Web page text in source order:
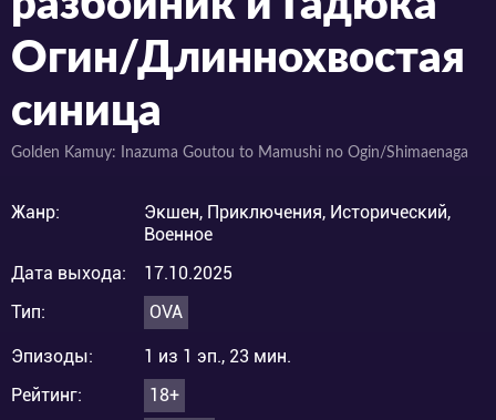
Огин/Длиннохвостая
синица
Golden Kamuy: Inazuma Goutou to Mamushi no Ogin/Shimaenaga
Жанр:
Экшен, Приключения, Исторический,
Военное
Дата выхода:
17.10.2025
Тип:
OVA
Эпизоды:
1 из 1 эп., 23 мин.
Рейтинг:
18+